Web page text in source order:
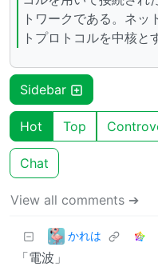
トワークである。ネッ
トプロトコルを中核と
Sidebar
Hot Top
Chat
View all comments ➔
かれは
「電波」